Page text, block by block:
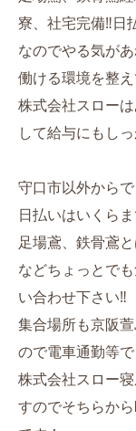
寮、社宅完備‼︎日
なのでやる気が
働ける環境を整
株式会社スロー
して給与にもし
守口市以外から
日払いはいくら
足場鳶、鉄骨鳶
などちょっとで
い合わせ下さい‼︎
集合場所も京阪
ので電車通勤等
株式会社スロー
すのでそちらか